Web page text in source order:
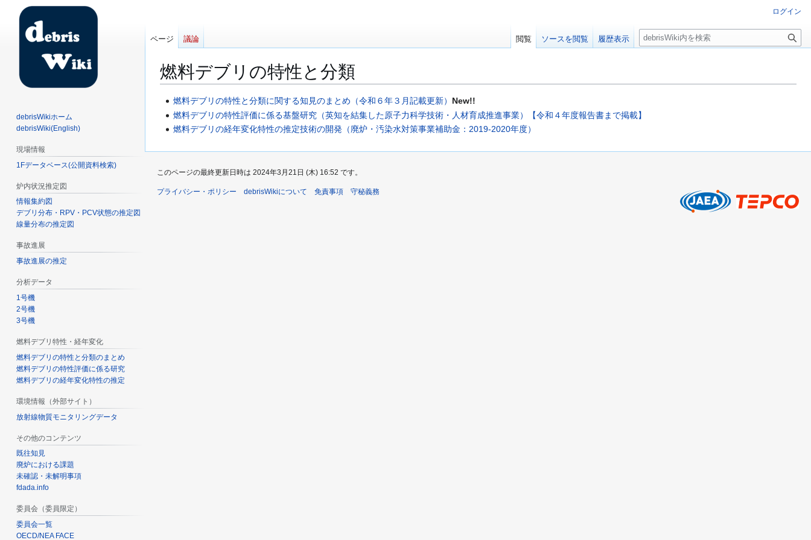
燃料デブリの特性と分類
ナ
ビ
ゲ
シ
に
検
索
に
動
燃料デブリの特性と分類に関する知見のまとめ（令和６年３月記載更新） New!!
燃料デブリの特性評価に係る基盤研究（英知を結集した原子力科学技術・人材育成推進事業）【令和４年度報告書まで掲載】
燃料デブリの経年変化特性の推定技術の開発（廃炉・汚染水対策事業補助金：2019-2020年度）
ログイン
ページ 議論 閲覧 ソースを閲覧 履歴表示
検
索
debrisWikiホーム
debrisWiki(English)
現場情報
1Fデータベース(公開資料検索)
炉内状況推定図
情報集約図
デブリ分布・RPV・PCV状態の推定図
線量分布の推定図
事故進展
事故進展の推定
分析データ
1号機
2号機
3号機
燃料デブリ特性・経年変化
燃料デブリの特性と分類のまとめ
燃料デブリの特性評価に係る研究
燃料デブリの経年変化特性の推定
環境情報（外部サイト）
放射線物質モニタリングデータ
その他のコンテンツ
既往知見
廃炉における課題
未確認・未解明事項
fdada.info
委員会（委員限定）
委員会一覧
OECD/NEA FACE
このページの最終更新日時は 2024年3月21日 (木) 16:52 です。
プライバシー・ポリシー debrisWikiについて 免責事項 守秘義務